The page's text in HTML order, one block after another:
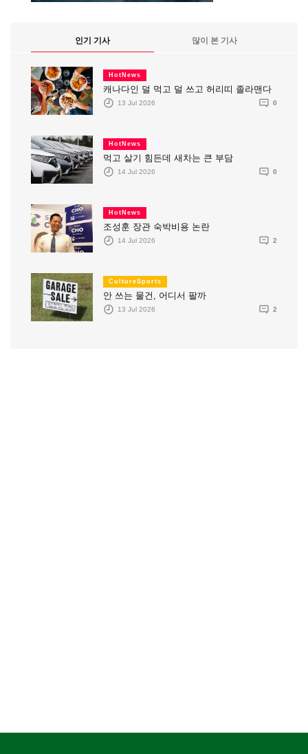
인기 기사 많이 본 기사
HotNews
캐나다인 덜 먹고 덜 쓰고 허리띠 졸라맨다
13 Jul 2026 0
HotNews
먹고 살기 힘든데 새차는 큰 부담
14 Jul 2026 0
HotNews
조성훈 장관 숙박비용 논란
14 Jul 2026 2
CultureSports
안 쓰는 물건, 어디서 팔까
13 Jul 2026 2